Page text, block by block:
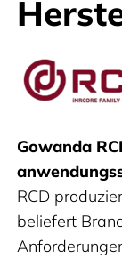
RCD
Gowanda
RCD
beliefert